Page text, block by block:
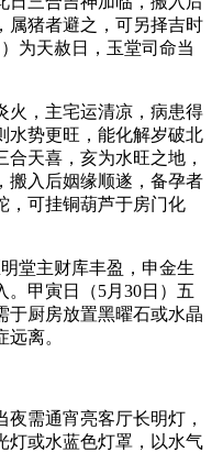
属猪者避之，可另择吉时
为天赦日，玉堂司命当
火，主宅运清凉，病患得
水势更旺，能化解岁破北
天喜，亥为水旺之地，
搬入后姻缘顺遂，备孕者
，可挂铜葫芦于房门化
堂主财库丰盈，申金生
。甲寅日（5月30日）五
于厨房放置黑曜石或水晶
离。
需通宵亮客厅长明灯，
灯或水蓝色灯罩，以水气